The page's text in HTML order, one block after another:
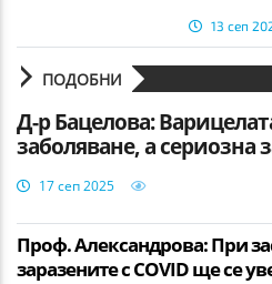
13 сеп
ПОДОБНИ
Д-р Бацелова:
заболяване, а сериозна
17 сеп 2025
Проф. Александрова: При
заразените с COVID ще се